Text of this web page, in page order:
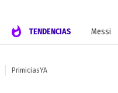
TENDENCIAS Messi
PrimiciasYA